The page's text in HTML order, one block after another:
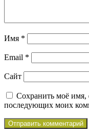
Имя *
Email *
Сайт
Сохранить моё имя,
последующих моих